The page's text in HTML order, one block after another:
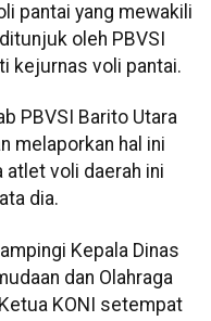
pantai yang mewakili
oleh PBVSI
kejurnas voli pantai.
PBVSI Barito Utara
melaporkan hal ini
atlet voli daerah ini
dia.
Kepala Dinas
dan Olahraga
KONI setempat